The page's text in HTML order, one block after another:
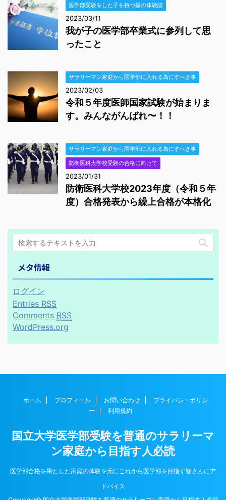
医学部受験をした子を持つ親の体験談
2023/03/11
我が子の医学部卒業式に参列して思
ったこと
サラリーマン家庭から医学部に入れる為にすべき事
2023/02/03
令和５年度医師国家試験が始まりま
す。みんながんばれ〜！！
サラリーマン家庭から医学部に入れる為にすべき事
防衛医科大学校受験の合格に向けて
2023/01/31
防衛医科大学校2023年度（令和５年
度）合格発表から繰上合格が本格化
メタ情報
ログイン
Entries RSS
Comments RSS
WordPress.org
ホーム プロフィール お問い合わせ
プライバシーポリシ
ー
利用規約
国立大学医学部受験を普通のサラリーマ
ン家庭から目指す人必読
医学部合格を果たした家庭の体験を元にこれから医学部を目指す皆さんにア
ドバイス